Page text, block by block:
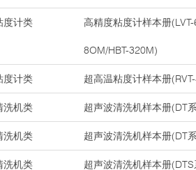
度计类 高精度粘度计样本册
8OM/HBT-320M)
度计类 超高温粘度计样本册
洗机类 超声波清洗机样本册(DT
洗机类 超声波清洗机样本册(DT
洗机类 超声波清洗机样本册